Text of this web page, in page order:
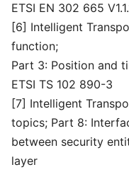
ETSI EN 302 665
[6] Intelligent
function;
Part 3: Position and
ETSI TS 102 890-3
[7] Intelligent
topics; Part 8:
between security
layer